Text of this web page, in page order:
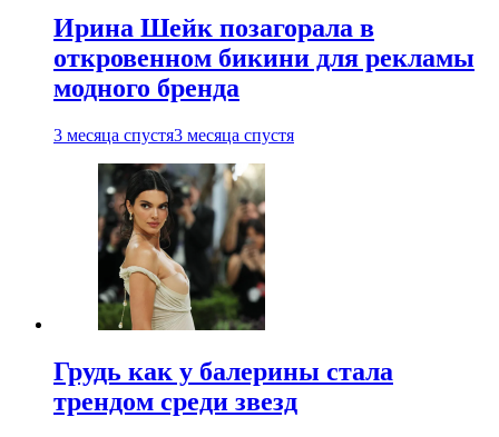
Ирина Шейк позагорала в
откровенном бикини для рекламы
модного бренда
3 месяца спустя3 месяца спустя
Грудь как у балерины стала
трендом среди звезд